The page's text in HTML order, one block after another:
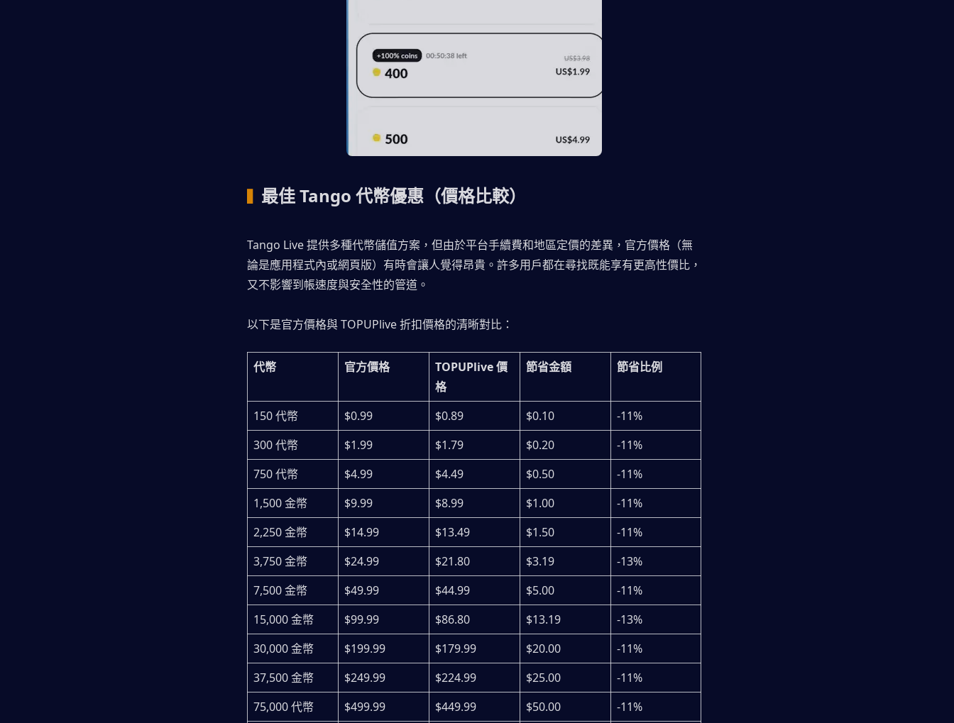
最佳 Tango 代幣優惠（價格比較）
Tango Live 提供多種代幣儲值方案，但由於平台手續費和地區定價的差異，官方價格（無
論是應用程式內或網頁版）有時會讓人覺得昂貴。許多用戶都在尋找既能享有更高性價比，
又不影響到帳速度與安全性的管道。
以下是官方價格與 TOPUPlive 折扣價格的清晰對比：
代幣 官方價格
TOPUPlive 價
格
節省金額 節省比例
150 代幣 $0.99 $0.89 $0.10
-11%
300 代幣
$1.99 $1.79 $0.20
-11%
750 代幣
$4.99 $4.49 $0.50
-11%
1,500 金幣
$9.99 $8.99 $1.00
-11%
2,250 金幣
$14.99 $13.49 $1.50
-11%
3,750 金幣
$24.99 $21.80 $3.19
-13%
7,500 金幣
$49.99 $44.99 $5.00
-11%
15,000 金幣
$99.99 $86.80 $13.19
-13%
30,000 金幣
$199.99 $179.99 $20.00
-11%
37,500 金幣
$249.99 $224.99 $25.00
-11%
75,000 代幣
$499.99 $449.99 $50.00
-11%